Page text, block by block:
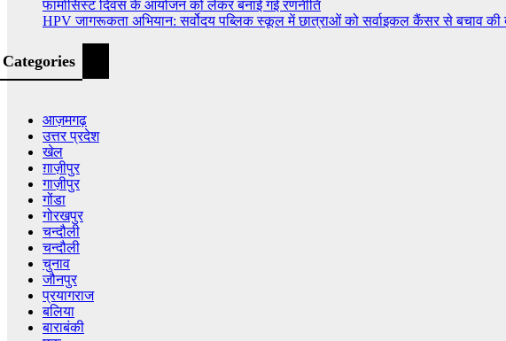
फार्मासिस्ट दिवस के आयोजन को लेकर बनाई गई रणनीति
HPV जागरूकता अभियान: सर्वोदय पब्लिक स्कूल में छात्राओं को सर्वाइकल कैंसर से बचाव की
Categories
आज़मगढ़
उत्तर प्रदेश
खेल
ग़ाज़ीपुर
गाज़ीपुर
गोंडा
गोरखपुर
चन्दौली
चन्दौली
चुनाव
जौनपुर
प्रयागराज
बलिया
बाराबंकी